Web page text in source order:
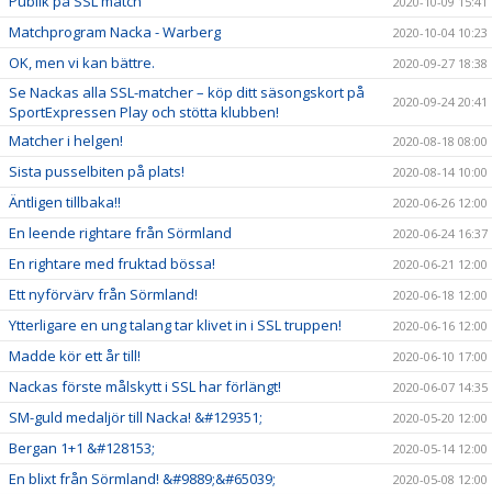
Matchprogram Nacka - Warberg 2020-10-04 10:23
OK, men vi kan bättre. 2020-09-27 18:38
Se Nackas alla SSL-matcher – köp ditt säsongskort på
SportExpressen Play och stötta klubben!
2020-09-24 20:41
Matcher i helgen! 2020-08-18 08:00
Sista pusselbiten på plats! 2020-08-14 10:00
Äntligen tillbaka!! 2020-06-26 12:00
En leende rightare från Sörmland 2020-06-24 16:37
En rightare med fruktad bössa! 2020-06-21 12:00
Ett nyförvärv från Sörmland! 2020-06-18 12:00
Ytterligare en ung talang tar klivet in i SSL truppen! 2020-06-16 12:00
Madde kör ett år till! 2020-06-10 17:00
Nackas förste målskytt i SSL har förlängt! 2020-06-07 14:35
SM-guld medaljör till Nacka! &#129351; 2020-05-20 12:00
Bergan 1+1 &#128153; 2020-05-14 12:00
En blixt från Sörmland! &#9889;&#65039; 2020-05-08 12:00